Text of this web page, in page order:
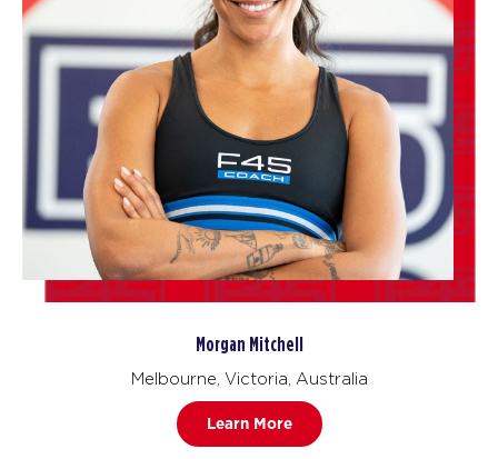
Morgan Mitchell
Melbourne, Victoria, Australia
Learn More